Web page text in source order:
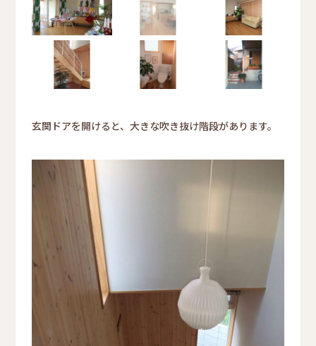
玄関ドアを開けると、大きな吹き抜け階段があります。